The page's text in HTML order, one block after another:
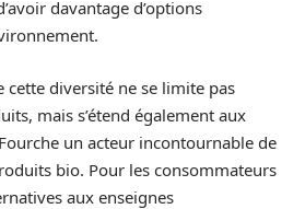
davantage d’options
cette diversité ne se limite pas
mais s’étend également aux
un acteur incontournable de
bio. Pour les consommateurs
aux enseignes